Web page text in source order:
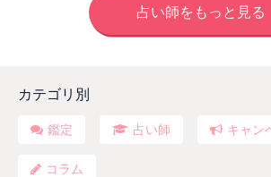
占い師をもっと見る
カテゴリ別
鑑定 占い師 キャン
コラム